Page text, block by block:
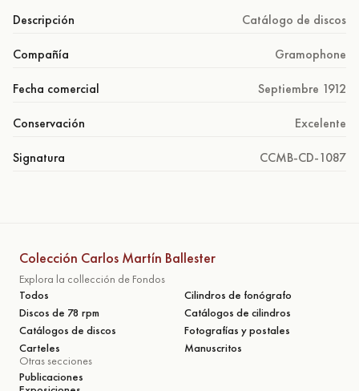
Descripción Catálogo de discos
Compañía Gramophone
Fecha comercial Septiembre 1912
Conservación Excelente
Signatura CCMB-CD-1087
Colección Carlos Martín Ballester
Explora la collección de Fondos
Todos
Cilindros de fonógrafo
Discos de 78 rpm
Catálogos de cilindros
Catálogos de discos
Fotografías y postales
Carteles
Manuscritos
Otras secciones
Publicaciones